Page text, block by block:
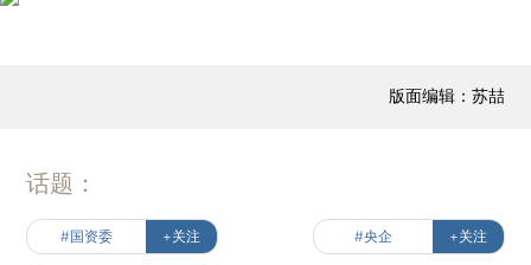
版面编辑：苏喆
话题：
#国资委 +关注 #央企 +关注